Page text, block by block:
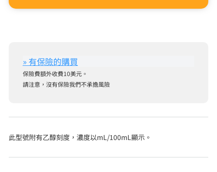
保險費額外收費10美元。
請注意，沒有保險我們不承擔風險
此型號附有乙醇刻度，濃度以mL/100mL顯示。